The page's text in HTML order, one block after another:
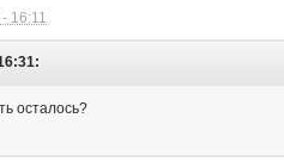
16:11
осталось?